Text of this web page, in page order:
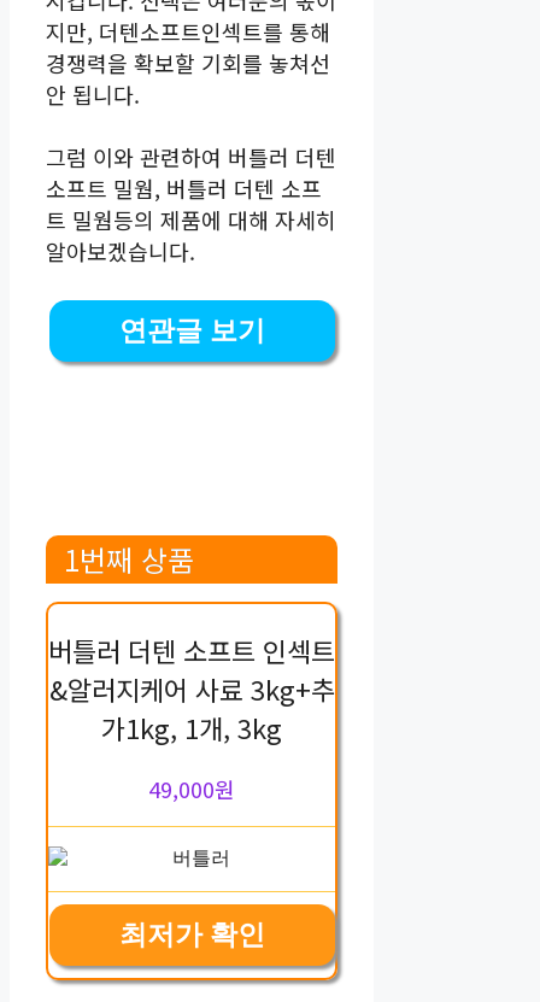
지만, 더텐소프트인섹트를 통해
경쟁력을 확보할 기회를 놓쳐선
안 됩니다.
그럼 이와 관련하여 버틀러 더텐
소프트 밀웜, 버틀러 더텐 소프
트 밀웜등의 제품에 대해 자세히
알아보겠습니다.
연관글 보기
1번째 상품
버틀러 더텐 소프트 인섹트
&알러지케어 사료 3kg+추
가1kg, 1개, 3kg
49,000원
최저가 확인